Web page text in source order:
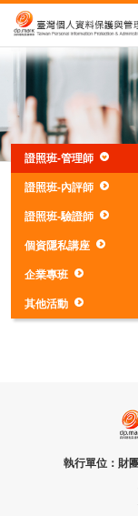
證照班-管理師
證照班-內評師
證照班-驗證師
個資隱私講座
企業專班
其他活動
執行單位：財